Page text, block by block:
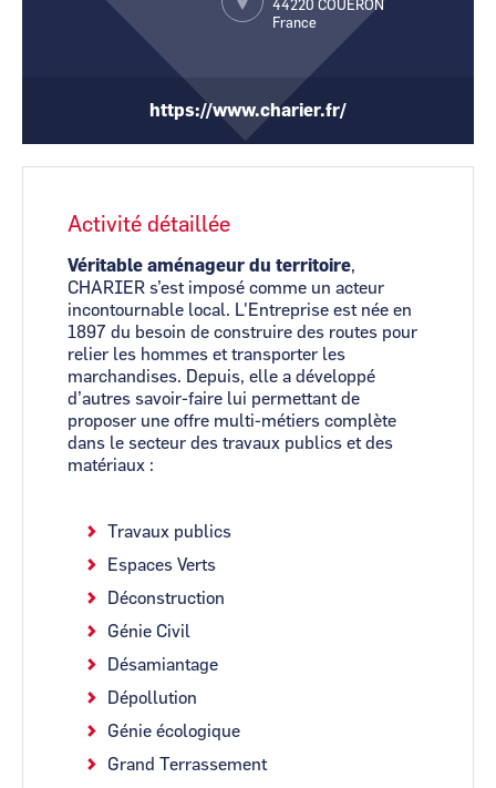
CCI Business
Pays de la Loire
CCI Business
Pays de la Loire
44220 COUERON
France
https://www.charier.fr/
Activité détaillée
Véritable aménageur du territoire,
CHARIER s’est imposé comme un acteur
incontournable local. L'Entreprise est née en
1897 du besoin de construire des routes pour
relier les hommes et transporter les
marchandises. Depuis, elle a développé
d’autres savoir-faire lui permettant de
proposer une offre multi-métiers complète
dans le secteur des travaux publics et des
matériaux :
Travaux publics
Espaces Verts
Déconstruction
Génie Civil
Désamiantage
Dépollution
Génie écologique
Grand Terrassement